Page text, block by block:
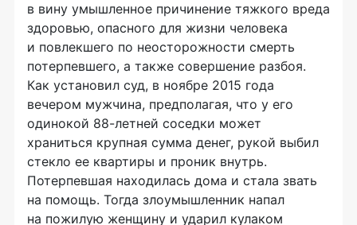
в вину умышленное причинение тяжкого вреда
здоровью, опасного для жизни человека
и повлекшего по неосторожности смерть
потерпевшего, а также совершение разбоя.
Как установил суд, в ноябре 2015 года
вечером мужчина, предполагая, что у его
одинокой 88-летней соседки может
храниться крупная сумма денег, рукой выбил
стекло ее квартиры и проник внутрь.
Потерпевшая находилась дома и стала звать
на помощь. Тогда злоумышленник напал
на пожилую женщину и ударил кулаком